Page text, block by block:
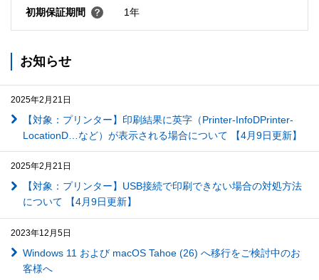
初期保証期間 1年
お知らせ
2025年2月21日
【対象：プリンター】印刷結果に英字（Printer-InfoDPrinter-
LocationD…など）が表示される場合について 【4月9日更新】
2025年2月21日
【対象：プリンター】USB接続で印刷できない場合の対処方法
について 【4月9日更新】
2023年12月5日
Windows 11 および macOS Tahoe (26) へ移行をご検討中のお
客様へ